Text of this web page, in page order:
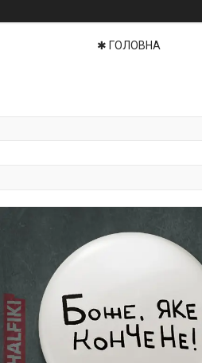
✱ ГОЛОВНА